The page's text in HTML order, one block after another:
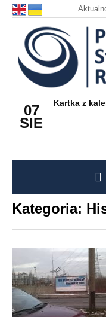
07
SIE
Kartka z
Kategoria: